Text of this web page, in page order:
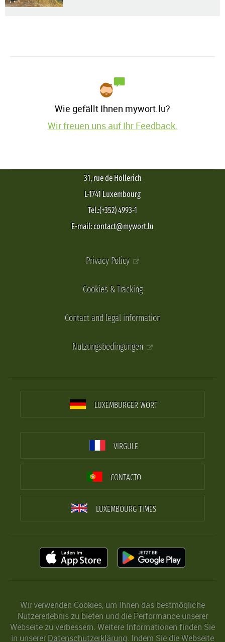
Wie gefällt Ihnen mywort.lu?
Wir freuen uns auf Ihr Feedback.
31, rue de Hollerich
L-1741 Luxembourg
Tel.:(+352) 4993-1
E-mail: contact@mywort.lu
Privacy Policy
Cookies & Tracking
Contact and legal information
Nutzungsbedingungen
LUXEMBURGER WORT
VIRGULE
CONTACTO
LUXEMBOURG TIMES
Wir verwenden Cookies, um Ihnen das bestmögliche
Nutzererlebnis zu bieten und die Performance unserer
Webseite zu verbessern. Weitere Informationen finden Sie
in unserer Datenschutzerklärung. Indem Sie die Webseite